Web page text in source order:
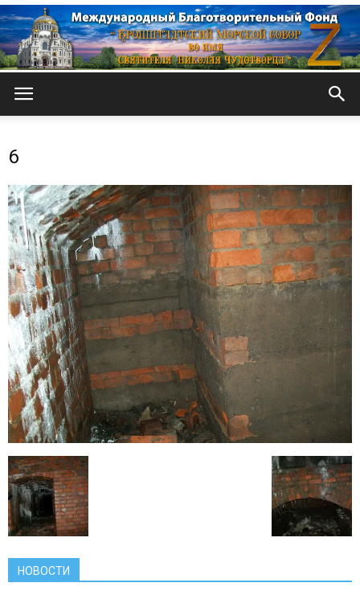
собор
6
НОВОСТИ